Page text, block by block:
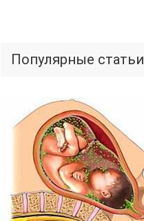
Популярные статьи